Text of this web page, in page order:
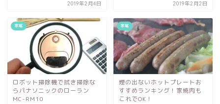
2019年2月4日 2019年2月2日
家電
ロボット掃除機で拭き掃除な
らパナソニックのローラン
MC-RM10
家電
煙の出ないホットプレートお
すすめランキング！家焼肉も
これでOK！